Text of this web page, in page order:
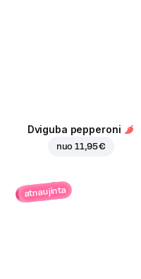
Dviguba pepperoni
nuo11,95 €
atnaujinta